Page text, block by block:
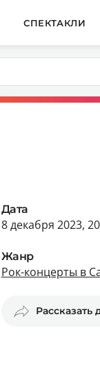
СПЕКТАКЛИ
Дата
8 декабря 2023,
Жанр
Рок-концерты в
Рассказать